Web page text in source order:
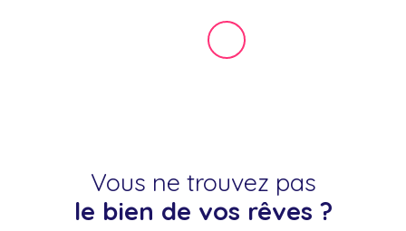
Vous ne trouvez pas
le bien de vos rêves ?